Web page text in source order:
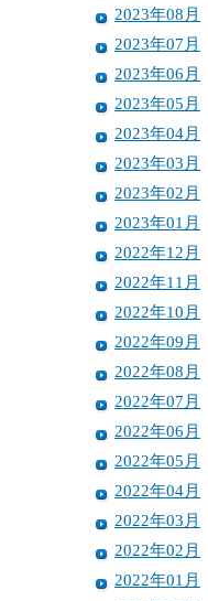
2023年08月
2023年07月
2023年06月
2023年05月
2023年04月
2023年03月
2023年02月
2023年01月
2022年12月
2022年11月
2022年10月
2022年09月
2022年08月
2022年07月
2022年06月
2022年05月
2022年04月
2022年03月
2022年02月
2022年01月